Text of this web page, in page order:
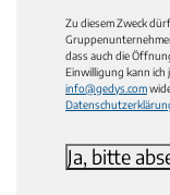
Zu diesem Zweck
dass auch die
Einwilligung kann
info@gedys.com